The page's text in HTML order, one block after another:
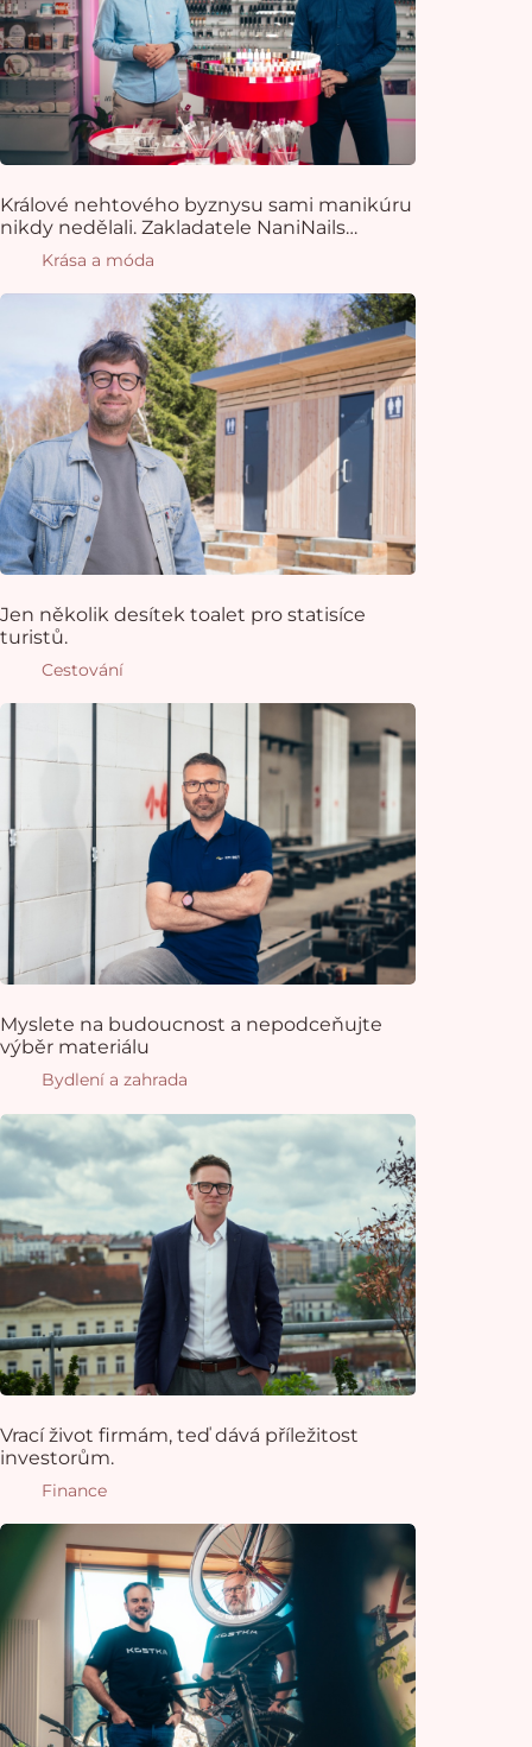
Králové nehtového byznysu sami manikúru
nikdy nedělali. Zakladatele NaniNails
k oboru přivedla náhoda
Krása a móda
Jen několik desítek toalet pro statisíce
turistů.
Cestování
Myslete na budoucnost a nepodceňujte
výběr materiálu
Bydlení a zahrada
Vrací život firmám, teď dává příležitost
investorům.
Finance